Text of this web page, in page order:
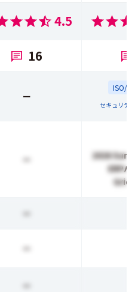
4.5
16
ー
ISO/
セキュリティ
ー
2026
ERPパ
Grid
ー
ー
ー